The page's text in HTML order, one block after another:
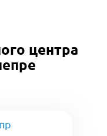
центра